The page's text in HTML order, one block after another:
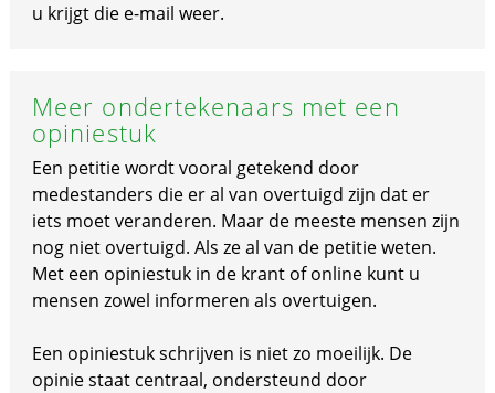
u krijgt die e-mail weer.
Meer ondertekenaars met een
opiniestuk
Een petitie wordt vooral getekend door
medestanders die er al van overtuigd zijn dat er
iets moet veranderen. Maar de meeste mensen zijn
nog niet overtuigd. Als ze al van de petitie weten.
Met een opiniestuk in de krant of online kunt u
mensen zowel informeren als overtuigen.
Een opiniestuk schrijven is niet zo moeilijk. De
opinie staat centraal, ondersteund door